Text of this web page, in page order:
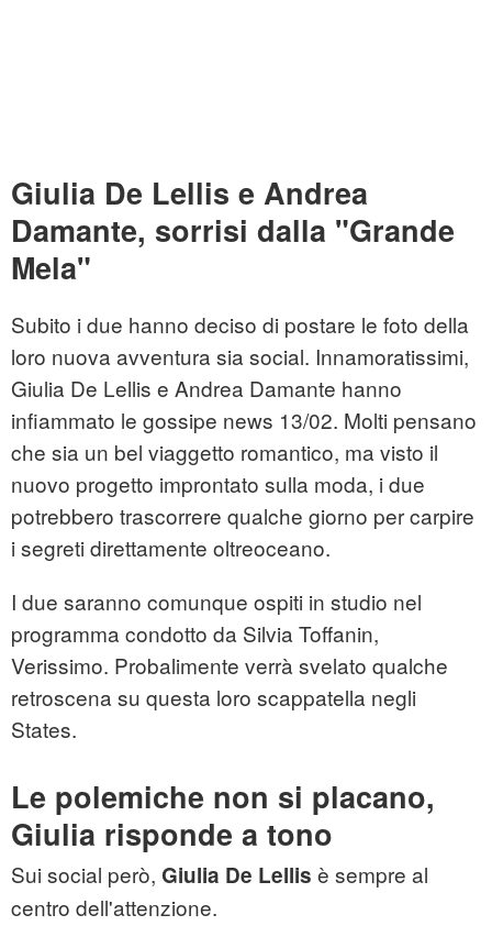
Giulia De Lellis e Andrea
Damante, sorrisi dalla "Grande
Mela"
Subito i due hanno deciso di postare le foto della
loro nuova avventura sia social. Innamoratissimi,
Giulia De Lellis e Andrea Damante hanno
infiammato le gossipe news 13/02. Molti pensano
che sia un bel viaggetto romantico, ma visto il
nuovo progetto improntato sulla moda, i due
potrebbero trascorrere qualche giorno per carpire
i segreti direttamente oltreoceano.
I due saranno comunque ospiti in studio nel
programma condotto da Silvia Toffanin,
Verissimo. Probalimente verrà svelato qualche
retroscena su questa loro scappatella negli
States.
Le polemiche non si placano,
Giulia risponde a tono
Sui social però, Giulia De Lellis è sempre al
centro dell'attenzione.